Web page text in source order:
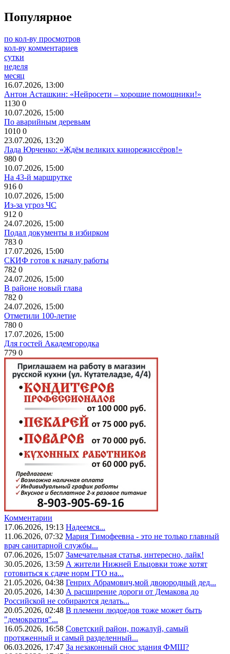
Популярное
по кол-ву просмотров
кол-ву комментариев
сутки
неделя
месяц
16.07.2026, 13:00
Антон Асташкин: «Нейросети – хорошие помощники!»
1130 0
10.07.2026, 15:00
По аварийным деревьям
1010 0
23.07.2026, 13:20
Лада Юрченко: «Ждём великих кинорежиссёров!»
980 0
10.07.2026, 15:00
На 43-й маршрутке
916 0
10.07.2026, 15:00
Из-за угроз ЧС
912 0
24.07.2026, 15:00
Подал документы в избирком
783 0
17.07.2026, 15:00
СКИФ готов к началу работы
782 0
24.07.2026, 15:00
В районе новый глава
782 0
24.07.2026, 15:00
Отметили 100-летие
780 0
17.07.2026, 15:00
Для гостей Академгородка
779 0
Комментарии
17.06.2026, 19:13 Надеемся...
11.06.2026, 07:32 Мария Тимофеевна - это не только главный
врач санитарной службы...
07.06.2026, 15:07 Замечательная статья, интересно, лайк!
30.05.2026, 13:59 А жители Нижней Ельцовки тоже хотят
готовиться к сдаче норм ГТО на...
21.05.2026, 04:38 Генрих Абрамович,мой двоюродный дед...
20.05.2026, 14:30 А расширение дороги от Демакова до
Российской не собираются делать...
20.05.2026, 02:48 В племени людоедов тоже может быть
"демократия"...
16.05.2026, 16:58 Советский район, пожалуй, самый
протяженный и самый разделенный...
06.03.2026, 17:47 За незаконный снос здания ФМШ?